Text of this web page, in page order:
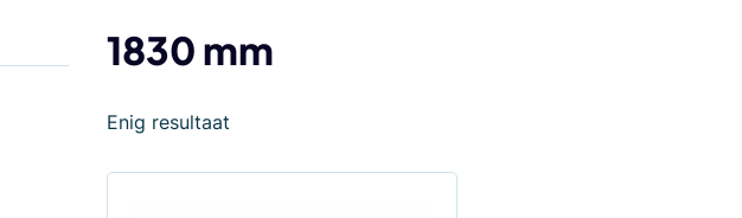
1830 mm
Enig resultaat